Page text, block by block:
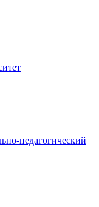
педагогический